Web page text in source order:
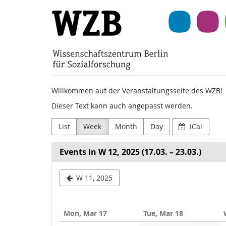
Berlin
für
(WZB)
Willkommen auf der Veranstaltungsseite des WZB!
Dieser Text kann auch angepasst werden.
List Week Month Day iCal
Events in W 12, 2025 (17.03. – 23.03.)
W 11, 2025
to
Mon, Mar 17 Tue, Mar 18